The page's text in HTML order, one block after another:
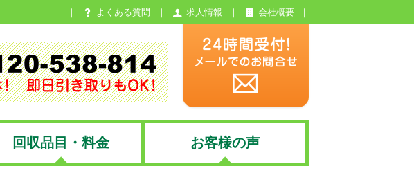
よくある質問 求人情報 会社概要
回収品目・料金 お客様の声